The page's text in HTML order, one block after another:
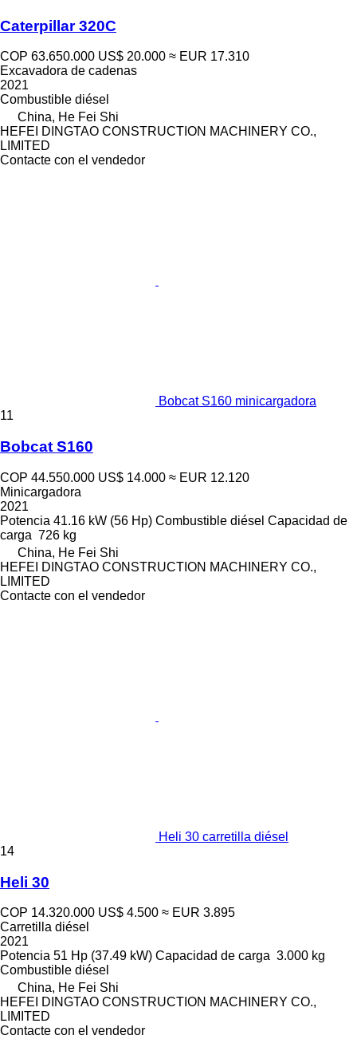
Caterpillar 320C
COP 63.650.000 US$ 20.000 ≈ EUR 17.310
Excavadora de cadenas
2021
Combustible diésel
China, He Fei Shi
HEFEI DINGTAO CONSTRUCTION MACHINERY CO.,
LIMITED
Contacte con el vendedor
Bobcat S160 minicargadora
11
Bobcat S160
COP 44.550.000 US$ 14.000 ≈ EUR 12.120
Minicargadora
2021
Potencia 41.16 kW (56 Hp) Combustible diésel Capacidad de
carga 726 kg
China, He Fei Shi
HEFEI DINGTAO CONSTRUCTION MACHINERY CO.,
LIMITED
Contacte con el vendedor
Heli 30 carretilla diésel
14
Heli 30
COP 14.320.000 US$ 4.500 ≈ EUR 3.895
Carretilla diésel
2021
Potencia 51 Hp (37.49 kW) Capacidad de carga 3.000 kg
Combustible diésel
China, He Fei Shi
HEFEI DINGTAO CONSTRUCTION MACHINERY CO.,
LIMITED
Contacte con el vendedor